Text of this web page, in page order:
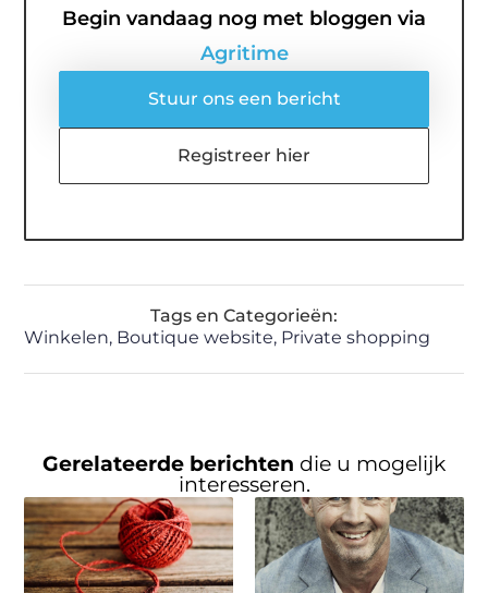
Begin vandaag nog met bloggen via
Agritime
Stuur ons een bericht
Registreer hier
Tags en Categorieën:
Winkelen, Boutique website, Private shopping
Gerelateerde berichten die u mogelijk
interesseren.